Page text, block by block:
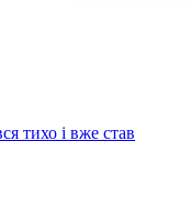
тихо і вже став